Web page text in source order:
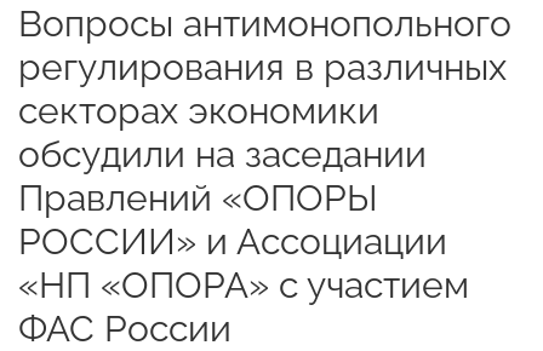
Вопросы антимонопольного
регулирования в различных
секторах экономики
обсудили на заседании
Правлений «ОПОРЫ
РОССИИ» и Ассоциации
«НП «ОПОРА» с участием
ФАС России